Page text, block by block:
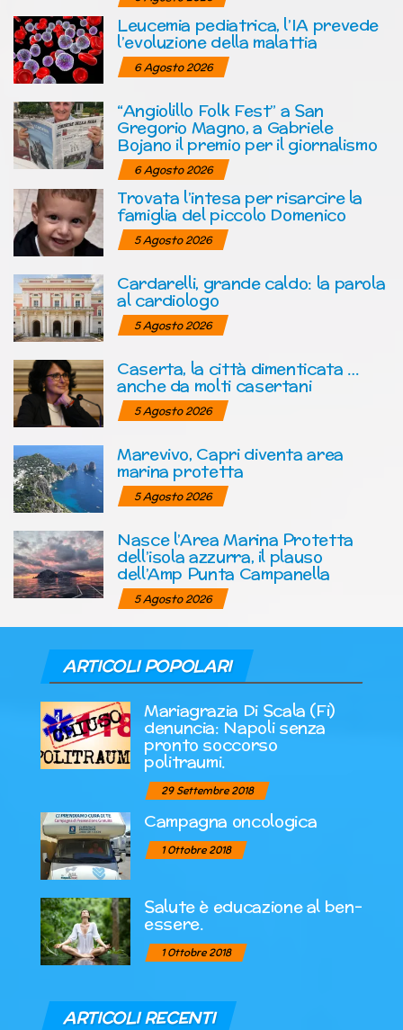
Leucemia pediatrica, l’IA prevede
l’evoluzione della malattia
6 Agosto 2026
“Angiolillo Folk Fest” a San
Gregorio Magno, a Gabriele
Bojano il premio per il giornalismo
6 Agosto 2026
Trovata l’intesa per risarcire la
famiglia del piccolo Domenico
5 Agosto 2026
Cardarelli, grande caldo: la parola
al cardiologo
5 Agosto 2026
Caserta, la città dimenticata …
anche da molti casertani
5 Agosto 2026
Marevivo, Capri diventa area
marina protetta
5 Agosto 2026
Nasce l’Area Marina Protetta
dell’isola azzurra, il plauso
dell’Amp Punta Campanella
5 Agosto 2026
ARTICOLI POPOLARI
Mariagrazia Di Scala (Fi)
denuncia: Napoli senza
pronto soccorso
politraumi.
29 Settembre 2018
Campagna oncologica
1 Ottobre 2018
Salute è educazione al ben-
essere.
1 Ottobre 2018
ARTICOLI RECENTI